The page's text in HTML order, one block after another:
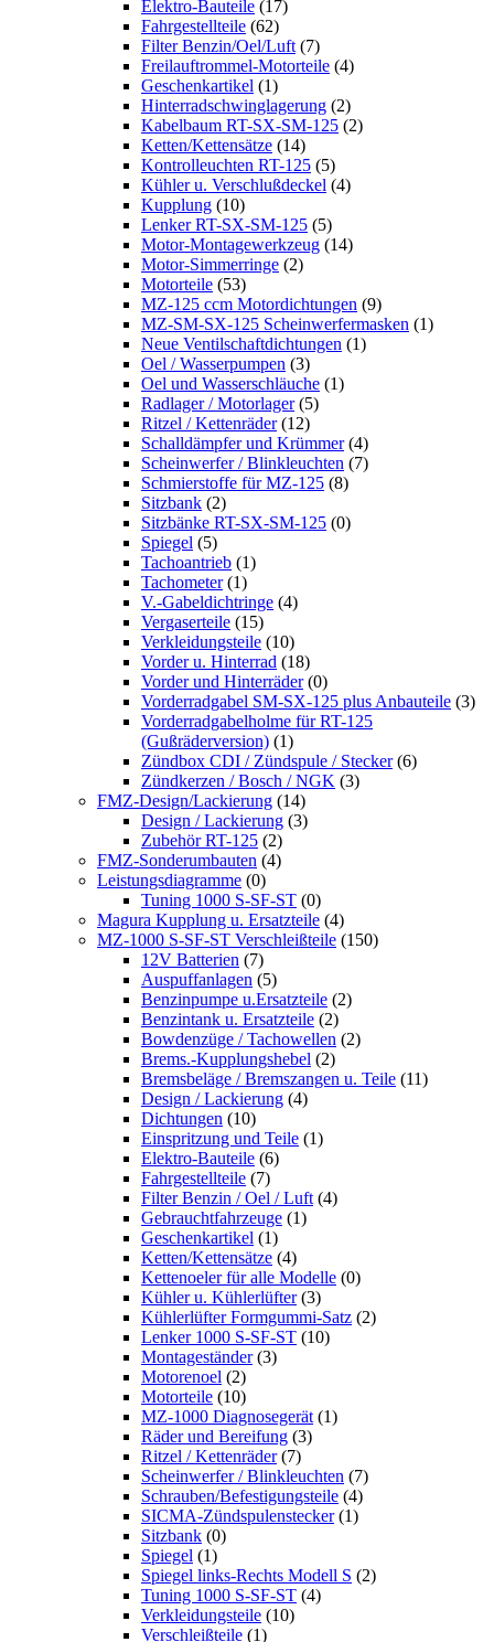
Elektro-Bauteile (17)
Fahrgestellteile (62)
Filter Benzin/Oel/Luft (7)
Freilauftrommel-Motorteile (4)
Geschenkartikel (1)
Hinterradschwinglagerung (2)
Kabelbaum RT-SX-SM-125 (2)
Ketten/Kettensätze (14)
Kontrolleuchten RT-125 (5)
Kühler u. Verschlußdeckel (4)
Kupplung (10)
Lenker RT-SX-SM-125 (5)
Motor-Montagewerkzeug (14)
Motor-Simmerringe (2)
Motorteile (53)
MZ-125 ccm Motordichtungen (9)
MZ-SM-SX-125 Scheinwerfermasken (1)
Neue Ventilschaftdichtungen (1)
Oel / Wasserpumpen (3)
Oel und Wasserschläuche (1)
Radlager / Motorlager (5)
Ritzel / Kettenräder (12)
Schalldämpfer und Krümmer (4)
Scheinwerfer / Blinkleuchten (7)
Schmierstoffe für MZ-125 (8)
Sitzbank (2)
Sitzbänke RT-SX-SM-125 (0)
Spiegel (5)
Tachoantrieb (1)
Tachometer (1)
V.-Gabeldichtringe (4)
Vergaserteile (15)
Verkleidungsteile (10)
Vorder u. Hinterrad (18)
Vorder und Hinterräder (0)
Vorderradgabel SM-SX-125 plus Anbauteile (3)
Vorderradgabelholme für RT-125
(Gußräderversion) (1)
Zündbox CDI / Zündspule / Stecker (6)
Zündkerzen / Bosch / NGK (3)
FMZ-Design/Lackierung (14)
Design / Lackierung (3)
Zubehör RT-125 (2)
FMZ-Sonderumbauten (4)
Leistungsdiagramme (0)
Tuning 1000 S-SF-ST (0)
Magura Kupplung u. Ersatzteile (4)
MZ-1000 S-SF-ST Verschleißteile (150)
12V Batterien (7)
Auspuffanlagen (5)
Benzinpumpe u.Ersatzteile (2)
Benzintank u. Ersatzteile (2)
Bowdenzüge / Tachowellen (2)
Brems.-Kupplungshebel (2)
Bremsbeläge / Bremszangen u. Teile (11)
Design / Lackierung (4)
Dichtungen (10)
Einspritzung und Teile (1)
Elektro-Bauteile (6)
Fahrgestellteile (7)
Filter Benzin / Oel / Luft (4)
Gebrauchtfahrzeuge (1)
Geschenkartikel (1)
Ketten/Kettensätze (4)
Kettenoeler für alle Modelle (0)
Kühler u. Kühlerlüfter (3)
Kühlerlüfter Formgummi-Satz (2)
Lenker 1000 S-SF-ST (10)
Montageständer (3)
Motorenoel (2)
Motorteile (10)
MZ-1000 Diagnosegerät (1)
Räder und Bereifung (3)
Ritzel / Kettenräder (7)
Scheinwerfer / Blinkleuchten (7)
Schrauben/Befestigungsteile (4)
SICMA-Zündspulenstecker (1)
Sitzbank (0)
Spiegel (1)
Spiegel links-Rechts Modell S (2)
Tuning 1000 S-SF-ST (4)
Verkleidungsteile (10)
Verschleißteile (1)